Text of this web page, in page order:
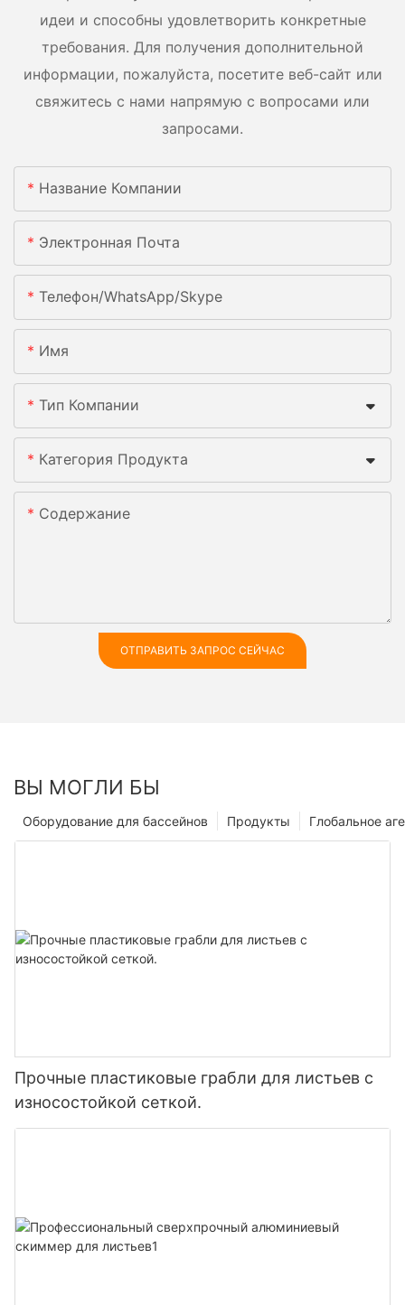
идеи и способны удовлетворить конкретные
требования. Для получения дополнительной
информации, пожалуйста, посетите веб-сайт или
свяжитесь с нами напрямую с вопросами или
запросами.
Название Компании
Электронная Почта
Телефон/WhatsApp/Skype
Имя
Тип Компании
Категория Продукта
Содержание
ОТПРАВИТЬ ЗАПРОС СЕЙЧАС
ВЫ МОГЛИ БЫ
Глобальное
Продукты
Оборудование для бассейнов
Прочные пластиковые грабли для листьев с
износостойкой сеткой.